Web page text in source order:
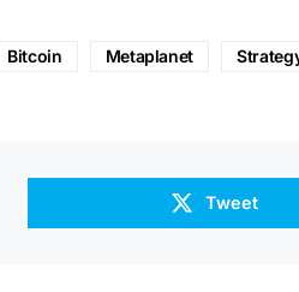
Bitcoin Metaplanet
Tweet